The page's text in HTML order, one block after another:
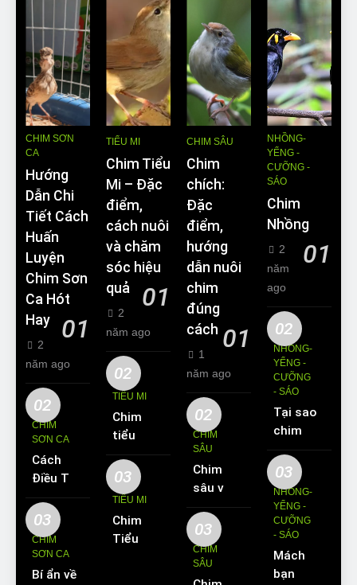
CHIM SƠN
CA
Hướng
Dẫn Chi
Tiết Cách
Huấn
Luyện
Chim Sơn
Ca Hót
Hay
01
2
năm ago
02
CHIM
SƠN CA
Cách
Điều Trị
Hiệu
Quả
Các
Bệnh
Thường
03
CHIM
SƠN CA
Bí ẩn về
TIỂU MI
Chim Tiểu
Mi – Đặc
điểm,
cách nuôi
và chăm
sóc hiệu
quả
01
2
năm ago
02
TIỂU MI
Chim
tiểu mi
ăn gì?
Kinh
nghiệm
chim
tiểu mi
03
TIỂU MI
Chim
Tiểu Mi
CHIM SÂU
Chim
chích:
Đặc
điểm,
hướng
dẫn nuôi
chim
đúng
cách 01
1
năm ago
02
CHIM
SÂU
Chim
sâu và
những
thông
tin cơ
bản về
loài
03
CHIM
SÂU
NHỒNG-
YỂNG -
CƯỠNG -
SÁO
Chim
Nhồng
01
2
năm
ago
02
NHỒNG-
YỂNG -
CƯỠNG
- SÁO
Tại sao
chim
Sáo lại
được
yêu
thích
nuôi
làm thú
cưng?
03
NHỒNG-
YỂNG -
CƯỠNG
- SÁO
Mách
bạn